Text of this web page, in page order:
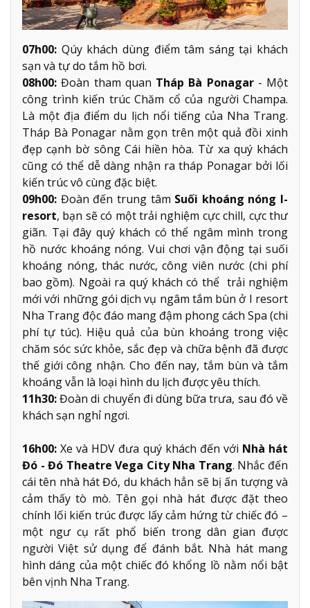
07h00: Qúy khách dùng điểm tâm sáng tại khách
sạn và tự do tắm hồ bơi.
08h00: Đoàn tham quan Tháp Bà Ponagar - Một
công trình kiến trúc Chăm cổ của người Champa.
Là một địa điểm du lịch nổi tiếng của Nha Trang.
Tháp Bà Ponagar nằm gọn trên một quả đồi xinh
đẹp cạnh bờ sông Cái hiền hòa. Từ xa quý khách
cũng có thể dễ dàng nhận ra tháp Ponagar bởi lối
kiến trúc vô cùng đặc biệt.
09h00: Đoàn đến trung tâm Suối khoáng nóng I-
resort, bạn sẽ có một trải nghiệm cực chill, cực thư
giãn. Tại đây quý khách có thể ngâm mình trong
hồ nước khoáng nóng. Vui chơi vận động tại suối
khoáng nóng, thác nước, công viên nước (chi phí
bao gồm). Ngoài ra quý khách có thể trải nghiệm
mới với những gói dịch vụ ngâm tắm bùn ở I resort
Nha Trang độc đáo mang đậm phong cách Spa (chi
phí tự túc). Hiệu quả của bùn khoáng trong việc
chăm sóc sức khỏe, sắc đẹp và chữa bệnh đã được
thế giới công nhận. Cho đến nay, tắm bùn và tắm
khoáng vẫn là loại hình du lịch được yêu thích.
11h30:Đoàn di chuyển đi dùng bữa trưa, sau đó về
khách sạn nghỉ ngơi.
16h00: Xe và HDV đưa quý khách đến với Nhà hát
Đó - Đó Theatre Vega City Nha Trang. Nhắc đến
cái tên nhà hát Đó, du khách hẳn sẽ bị ấn tượng và
cảm thấy tò mò. Tên gọi nhà hát được đặt theo
chính lối kiến trúc được lấy cảm hứng từ chiếc đó –
một ngư cụ rất phổ biến trong dân gian được
người Việt sử dụng để đánh bắt. Nhà hát mang
hình dáng của một chiếc đó khổng lồ nằm nổi bật
bên vịnh Nha Trang.